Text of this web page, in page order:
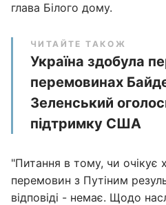
глава Білого дому.
ЧИТАЙТЕ ТАКОЖ
Україна здобула
перемовинах
Зеленський
підтримку США
"Питання в тому, чи очікує
перемовин з Путіним
відповіді - немає. Щодо